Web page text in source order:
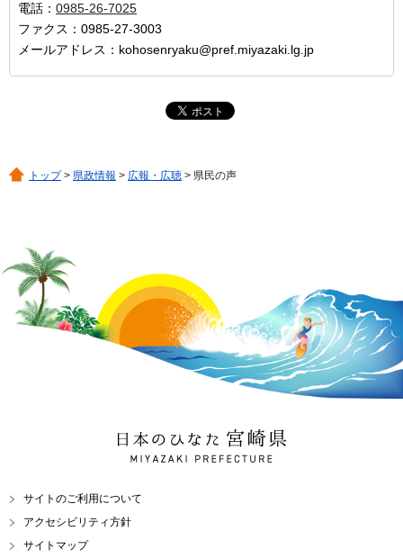
電話： 0985-26-7025
ファクス：0985-27-3003
メールアドレス：kohosenryaku@pref.miyazaki.lg.jp
トップ> 県政情報 > 広報・広聴 > 県民の声
日本のひなた 宮崎県
MIYAZAKI PREFECTURE
サイトのご利用について
アクセシビリティ方針
サイトマップ